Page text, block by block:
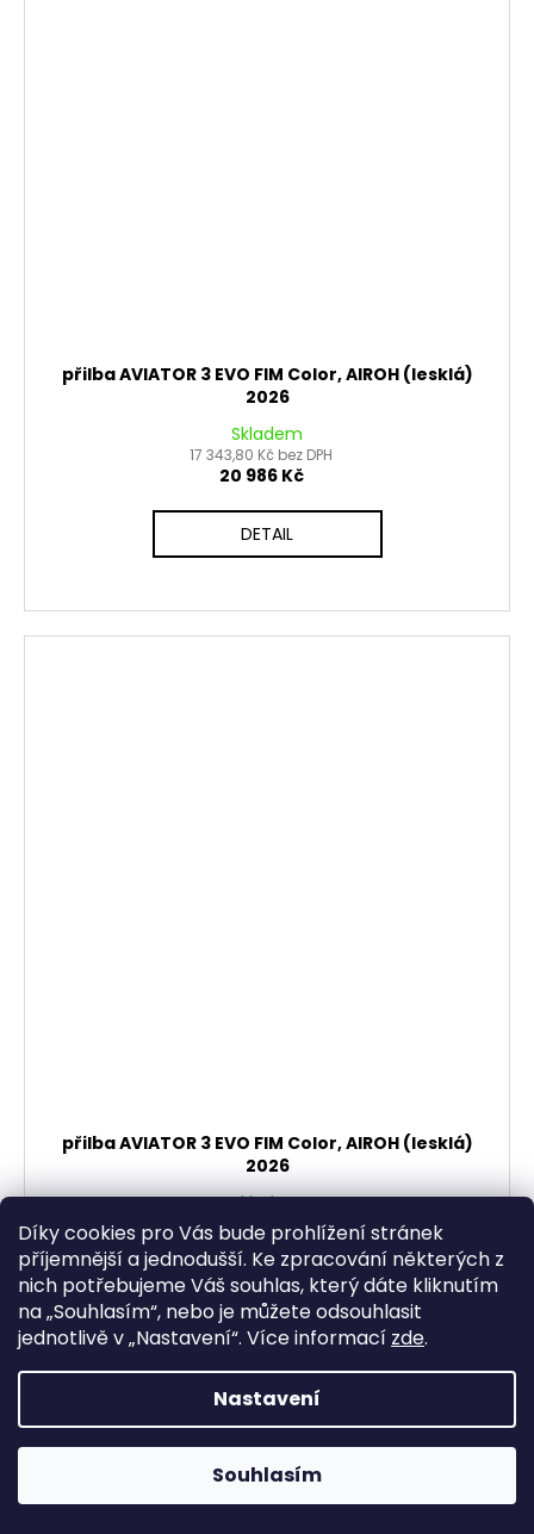
Díky cookies pro Vás bude prohlížení stránek
příjemnější a jednodušší. Ke zpracování některých z
nich potřebujeme Váš souhlas, který dáte kliknutím
na „Souhlasím“, nebo je můžete odsouhlasit
jednotlivě v „Nastavení“. Více informací zde.
Nastavení
Souhlasím
přilba AVIATOR 3 EVO FIM Color, AIROH (lesklá)
2026
Skladem
17 343,80 Kč bez DPH
20 986 Kč
DETAIL
přilba AVIATOR 3 EVO FIM Color, AIROH (lesklá)
2026
Skladem
17 343,80 Kč bez DPH
20 986 Kč
DETAIL